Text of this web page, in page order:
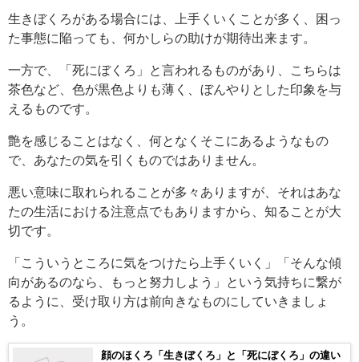
生きぼくろがある場合には、上手くいくことが多く、困っ
た事態に陥っても、何かしらの助けが期待出来ます。
一方で、「死にぼくろ」と言われるものがあり、こちらは
茶色など、色が黒色よりも薄く、ぼんやりとした印象を与
えるものです。
艶を感じることはなく、何となくそこにあるようなもの
で、あなたの気を引くものではありません。
悪い意味に取れられることが多々ありますが、それはあな
たの生活における注意点でもありますから、知ることが大
切です。
「こういうところに気をつけたら上手くいく」「そんな傾
向があるのなら、もっと努力しよう」という気持ちに繋が
るように、受け取り方は前向きなものにしていきましょ
う。
顔のほくろ「生きぼくろ」と「死にぼくろ」の違い